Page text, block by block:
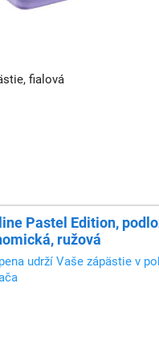
fialová
Pastel Edition,
ružová
udrží Vaše zápästie v